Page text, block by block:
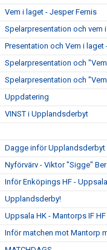
Vem i laget - Jesper Fernis
Spelarpresentation och vem
Presentation och Vem i laget
Spelarpresentation och
Spelarpresentation och
Uppdatering
VINST i Upplandsderbyt
Dagge inför Upplandsderbyt
Nyförvärv - Viktor "Sigge"
Inför Enköpings HF -
Upplandsderby!
Uppsala HK - Mantorps IF HF
Inför matchen mot Mantorp